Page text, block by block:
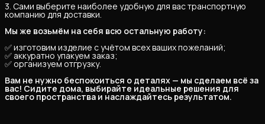
3. Сами выберите наиболее удобную для вас транспортную
компанию для доставки.
Мы же возьмём на себя всю остальную работу:
✅ изготовим изделие с учётом всех ваших пожеланий;
✅ аккуратно упакуем заказ;
✅ организуем отгрузку.
Вам не нужно беспокоиться о деталях — мы сделаем всё за
вас! Сидите дома, выбирайте идеальные решения для
своего пространства и наслаждайтесь результатом.